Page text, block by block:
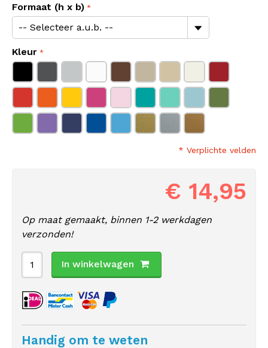
Formaat (h x b)
Kleur
* Verplichte velden
€ 14,95
Op maat gemaakt, binnen 1-2 werkdagen
verzonden!
In winkelwagen
Handig om te weten